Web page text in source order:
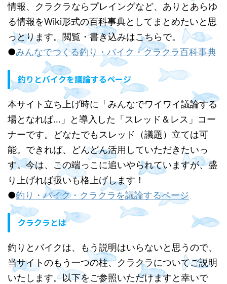
情報、クラクラならプレイングなど、ありとあらゆ
る情報をWiki形式の百科事典としてまとめたいと思
っとります。閲覧・書き込みはこちらで。
●みんなでつくる釣り・バイク・クラクラ百科事典
釣りとバイクを議論するページ
本サイト立ち上げ時に「みんなでワイワイ議論する
場となれば…」と導入した「スレッド＆レス」コー
ナーです。どなたでもスレッド（議題）立ては可
能。できれば、どんどん活用していただきたいっ
す。今は、この端っこに追いやられていますが、盛
り上げれば扱いも格上げします！
●釣り・バイク・クラクラを議論するページ
クラクラとは
釣りとバイクは、もう説明はいらないと思うので、
当サイトのもう一つの柱、クラクラについてご説明
いたします。以下をご参照いただけますと幸いで